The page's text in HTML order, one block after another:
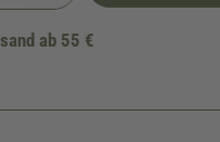
ab 55 €